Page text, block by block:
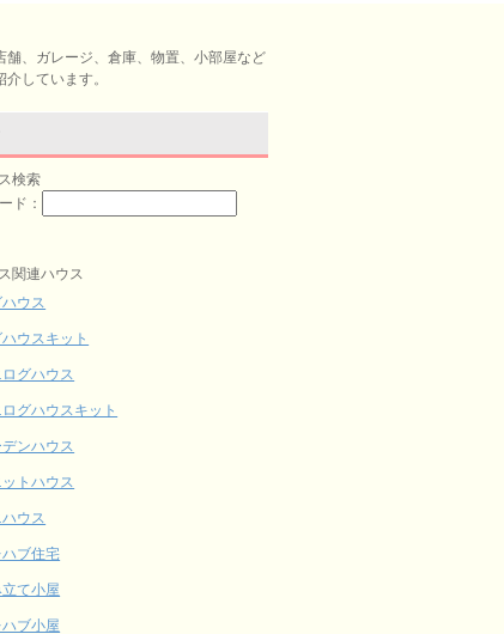
、ガレージ、倉庫、物置、小部屋など
しています。
検索
ド：
関連ハウス
ハウス
ハウスキット
ログハウス
ログハウスキット
デンハウス
トハウス
ハウス
ハブ住宅
て小屋
ブ小屋